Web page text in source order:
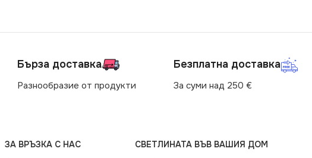
Бърза доставка
Разнообразие от продукти
Безплатна доставка
За суми над 250 €
ЗА ВРЪЗКА С НАС
СВЕТЛИНАТА ВЪВ ВАШИЯ ДОМ